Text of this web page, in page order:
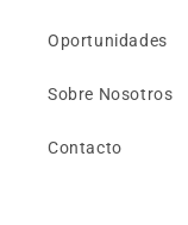
Oportunidades
Sobre Nosotros
Contacto